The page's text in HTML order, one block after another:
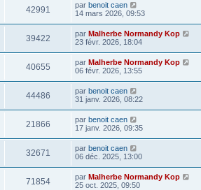
42991 par benoit caen
14 mars 2026, 09:53
39422 par Malherbe Normandy Kop
23 févr. 2026, 18:04
40655 par Malherbe Normandy Kop
06 févr. 2026, 13:55
44486 par benoit caen
31 janv. 2026, 08:22
21866 par benoit caen
17 janv. 2026, 09:35
32671 par benoit caen
06 déc. 2025, 13:00
71854 par Malherbe Normandy Kop
25 oct. 2025, 09:50